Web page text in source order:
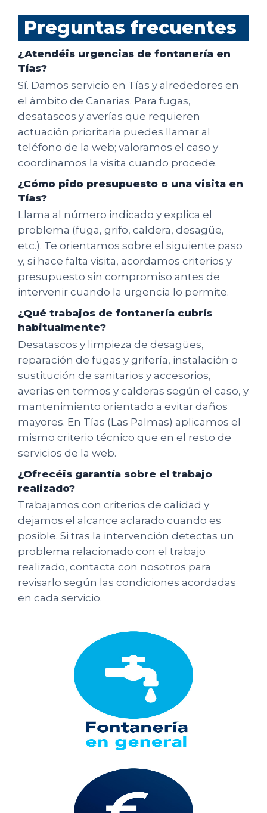
Preguntas frecuentes
¿Atendéis urgencias de fontanería en
Tías?
Sí. Damos servicio en Tías y alrededores en
el ámbito de Canarias. Para fugas,
desatascos y averías que requieren
actuación prioritaria puedes llamar al
teléfono de la web; valoramos el caso y
coordinamos la visita cuando procede.
¿Cómo pido presupuesto o una visita en
Tías?
Llama al número indicado y explica el
problema (fuga, grifo, caldera, desagüe,
etc.). Te orientamos sobre el siguiente paso
y, si hace falta visita, acordamos criterios y
presupuesto sin compromiso antes de
intervenir cuando la urgencia lo permite.
¿Qué trabajos de fontanería cubrís
habitualmente?
Desatascos y limpieza de desagües,
reparación de fugas y grifería, instalación o
sustitución de sanitarios y accesorios,
averías en termos y calderas según el caso, y
mantenimiento orientado a evitar daños
mayores. En Tías (Las Palmas) aplicamos el
mismo criterio técnico que en el resto de
servicios de la web.
¿Ofrecéis garantía sobre el trabajo
realizado?
Trabajamos con criterios de calidad y
dejamos el alcance aclarado cuando es
posible. Si tras la intervención detectas un
problema relacionado con el trabajo
realizado, contacta con nosotros para
revisarlo según las condiciones acordadas
en cada servicio.